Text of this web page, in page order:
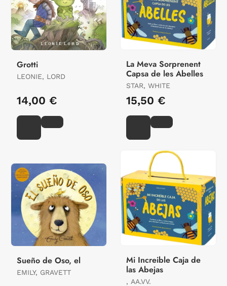
Grotti
LEONIE, LORD
14,00 €
La Meva Sorprenent
Capsa de les Abelles
STAR, WHITE
15,50 €
Sueño de Oso, el
EMILY, GRAVETT
Mi Increible Caja de
las Abejas
, AA.VV.